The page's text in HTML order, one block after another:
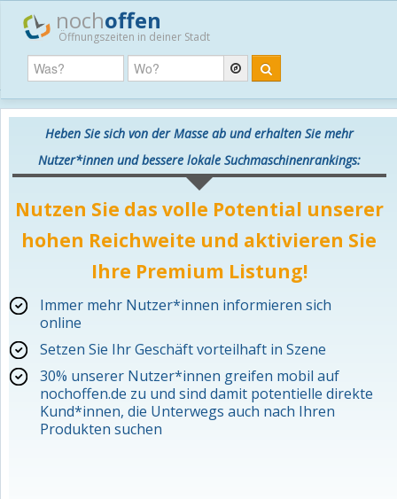
nochoffen
Öffnungszeiten in deiner Stadt
Heben Sie sich von der Masse ab und erhalten Sie mehr
Nutzer*innen und bessere lokale Suchmaschinenrankings:
Nutzen Sie das volle Potential unserer
hohen Reichweite und aktivieren Sie
Ihre Premium Listung!
Immer mehr Nutzer*innen informieren sich
online
Setzen Sie Ihr Geschäft vorteilhaft in Szene
30% unserer Nutzer*innen greifen mobil auf
nochoffen.de zu und sind damit potentielle direkte
Kund*innen, die Unterwegs auch nach Ihren
Produkten suchen